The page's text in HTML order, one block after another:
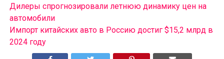
Дилеры спрогнозировали летнюю динамику цен на
автомобили
Импорт китайских авто в Россию достиг $15,2 млрд в
2024 году